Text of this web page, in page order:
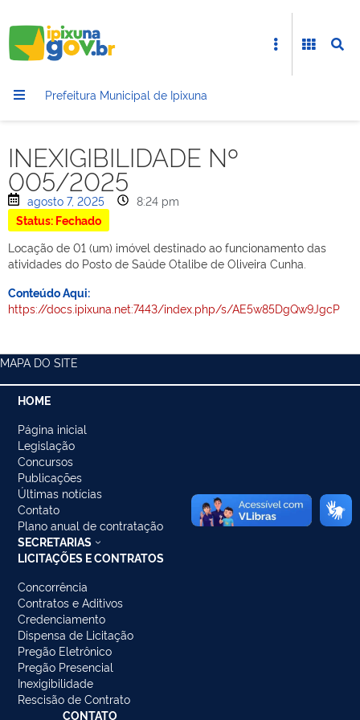
Prefeitura Municipal de Ipixuna
INEXIGIBILIDADE Nº
005/2025
agosto 7, 2025
8:24 pm
Status: Fechado
Locação de 01 (um) imóvel destinado ao funcionamento das
atividades do Posto de Saúde Otalibe de Oliveira Cunha.
Conteúdo Aqui:
https://docs.ipixuna.net:7443/index.php/s/AE5w85DgQw9JgcP
MAPA DO SITE
HOME
Página inicial
Legislação
Concursos
Publicações
Últimas notícias
Contato
Plano anual de contratação
SECRETARIAS
LICITAÇÕES E CONTRATOS
Concorrência
Contratos e Aditivos
Credenciamento
Dispensa de Licitação
Pregão Eletrônico
Pregão Presencial
Inexigibilidade
Rescisão de Contrato
CONTATO